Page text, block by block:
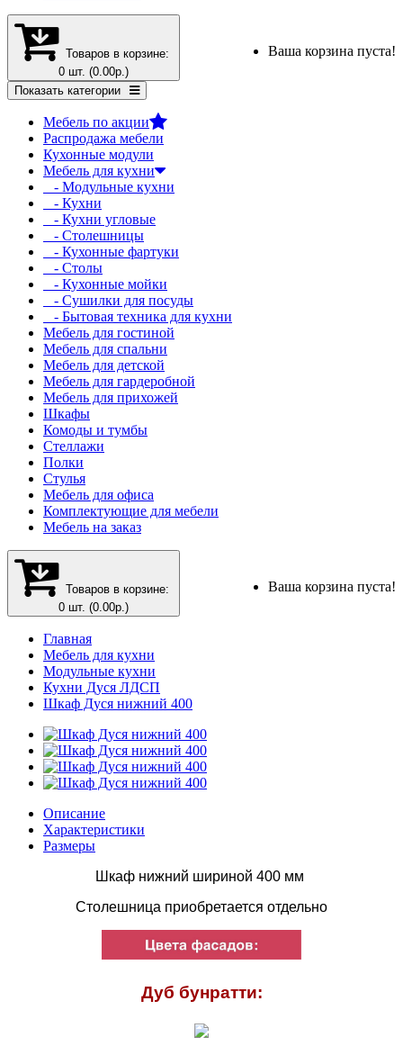
Товаров в корзине:
0 шт. (0.00р.)
Ваша корзина пуста!
Показать категории
Мебель по акции
Распродажа мебели
Кухонные модули
Мебель для кухни
- Модульные кухни
- Кухни
- Кухни угловые
- Столешницы
- Кухонные фартуки
- Столы
- Кухонные мойки
- Сушилки для посуды
- Бытовая техника для кухни
Мебель для гостиной
Мебель для спальни
Мебель для детской
Мебель для гардеробной
Мебель для прихожей
Шкафы
Комоды и тумбы
Стеллажи
Полки
Стулья
Мебель для офиса
Комплектующие для мебели
Мебель на заказ
Товаров в корзине:
0 шт. (0.00р.)
Ваша корзина пуста!
Главная
Мебель для кухни
Модульные кухни
Кухни Дуся ЛДСП
Шкаф Дуся нижний 400
Описание
Характеристики
Размеры
Шкаф нижний шириной 400 мм
Столешница приобретается отдельно
Дуб бунратти: